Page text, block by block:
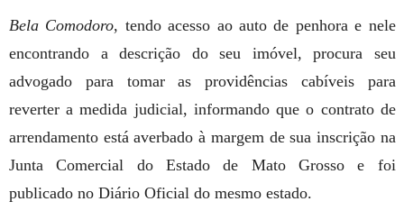
Bela Comodoro, tendo acesso ao auto de penhora e nele
encontrando a descrição do seu imóvel, procura seu
advogado para tomar as providências cabíveis para
reverter a medida judicial, informando que o contrato de
arrendamento está averbado à margem de sua inscrição na
Junta Comercial do Estado de Mato Grosso e foi
publicado no Diário Oficial do mesmo estado.